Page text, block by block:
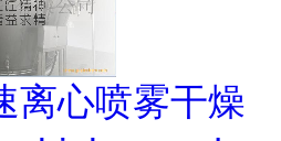
离心喷雾干燥